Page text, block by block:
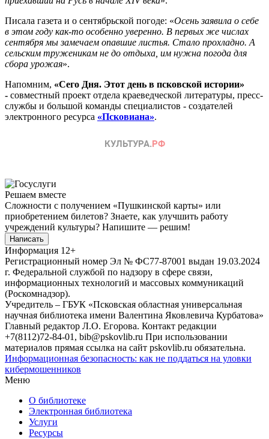
Писала газета и о сентябрьской погоде: «Осень заявила о себе
в этом году как-то особенно уверенно. В первых же числах
сентября мы замечаем опавшие листья. Стало прохладно. А
сельским труженикам не до отдыха, им нужна погода для
сбора урожая».
Напомним, «Сего Дня. Этот день в псковской истории»
- совместный проект отдела краеведческой литературы, пресс-
службы и большой команды специалистов - создателей
электронного ресурса «Псковиана».
Решаем вместе
Сложности с получением «Пушкинской карты» или
приобретением билетов? Знаете, как улучшить работу
учреждений культуры? Напишите — решим!
Написать
Информация 12+
Регистрационный номер Эл № ФС77-87001 выдан 19.03.2024
г. Федеральной службой по надзору в сфере связи,
информационных технологий и массовых коммуникаций
(Роскомнадзор).
Учредитель – ГБУК «Псковская областная универсальная
научная библиотека имени Валентина Яковлевича Курбатова»
Главный редактор Л.О. Егорова. Контакт редакции
+7(8112)72-84-01, bib@pskovlib.ru При использовании
материалов прямая ссылка на сайт pskovlib.ru обязательна.
Информационная безопасность: как не поддаться на уловки
кибермошенников
Меню
О библиотеке
Электронная библиотека
Услуги
Ресурсы